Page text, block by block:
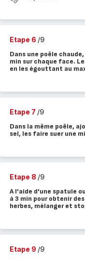
Etape 6 /9
Dans une poêle
min sur chaque face.
en les égouttant au
Etape 7 /9
Dans la même poêle,
sel, les faire suer une
Etape 8 /9
A l'aide d'une spatule
à 3 min pour obtenir
herbes, mélanger et
Etape 9 /9